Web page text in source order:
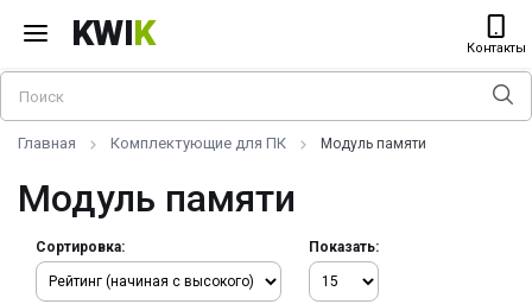
KWIK Контакты
Главная Комплектующие для ПК Модуль памяти
Модуль памяти
Сортировка: Показать: